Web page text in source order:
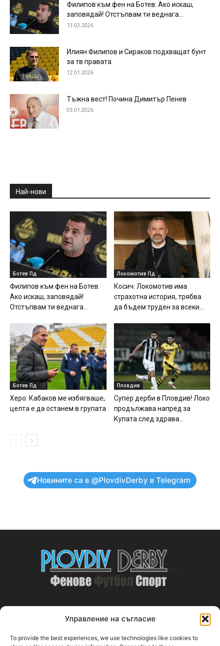
Управление на съгласие
To provide the best experiences, we use technologies like cookies to
Филипов към фен на Ботев: Ако искаш,
заповядай! Отстъпвам ти веднага...
13.02.2026
Илиян Филипов и Сираков подхващат бунт
за тв правата
12.01.2026
Тъжна вест! Почина Димитър Пенев
03.01.2026
Най-нови
Ботев Пд
Филипов към фен на Ботев:
Ако искаш, заповядай!
Отстъпвам ти веднага...
Локомотив Пд
Косич: Локомотив има
страхотна история, трябва
да бъдем труден за всеки...
Ботев Пд
Херо: Кабаков ме избягваше,
целта е да останем в групата
Пловдив
Супер дерби в Пловдив! Локо
продължава напред за
Купата след здрава...
Новините са в @PlovdivDerby в Telegram
ABOUT US